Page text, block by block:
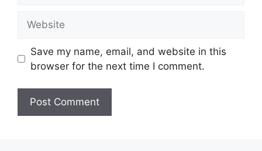
Save my name, email, and website in this
browser for the next time I comment.